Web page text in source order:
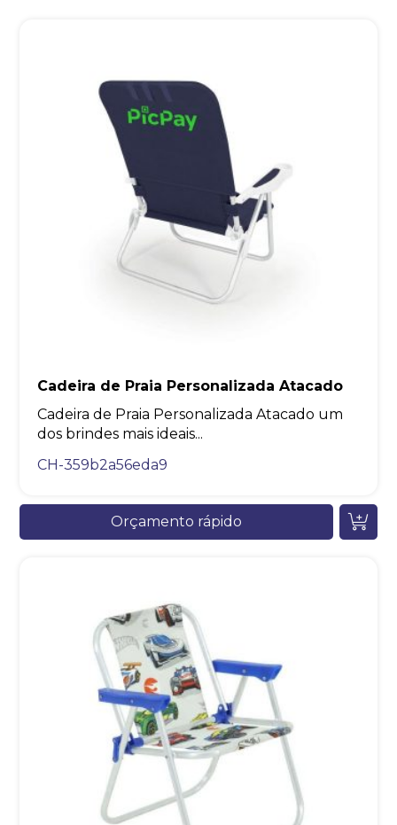
Cadeira de Praia Personalizada Atacado
Cadeira de Praia Personalizada Atacado um
dos brindes mais ideais...
CH-359b2a56eda9
Orçamento rápido